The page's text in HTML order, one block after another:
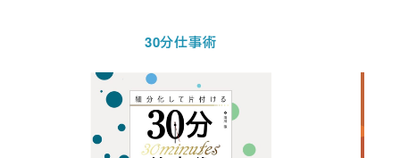
30分仕事術